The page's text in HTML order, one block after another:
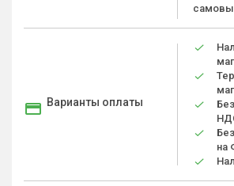
Варианты оплаты
на